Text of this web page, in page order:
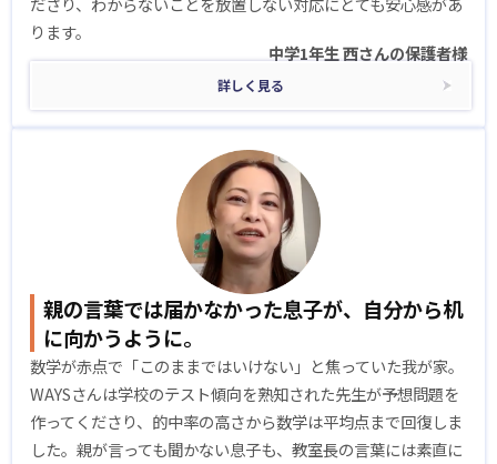
ります。
中学1年生 西さんの保護者様
詳しく見る
親の言葉では届かなかった息子が、自分から机
に向かうように。
数学が赤点で「このままではいけない」と焦っていた我が家。
WAYSさんは学校のテスト傾向を熟知された先生が予想問題を
作ってくださり、的中率の高さから数学は平均点まで回復しま
した。親が言っても聞かない息子も、教室長の言葉には素直に